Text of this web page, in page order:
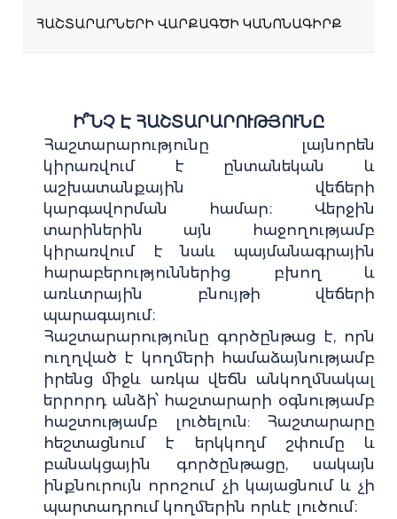
ՀԱՇՏԱՐԱՐՆԵՐԻ ՎԱՐՔԱԳԾԻ ԿԱՆՈՆԱԳԻՐՔ
Ի՞ՆՉ Է ՀԱՇՏԱՐԱՐՈՒԹՅՈՒՆԸ
Հաշտարարությունը լայնորեն
կիրառվում է ընտանեկան և
աշխատանքային վեճերի
կարգավորման համար։ Վերջին
տարիներին այն հաջողությամբ
կիրառվում է նաև պայմանագրային
հարաբերություններից բխող և
առևտրային բնույթի վեճերի
պարագայում։
Հաշտարարությունը գործընթաց է, որն
ուղղված է կողմերի համաձայնությամբ
իրենց միջև առկա վեճն անկողմնակալ
երրորդ անձի՝ հաշտարարի օգնությամբ
հաշտությամբ լուծելուն: Հաշտարարը
հեշտացնում է երկկողմ շփումը և
բանակցային գործընթացը, սակայն
ինքնուրույն որոշում չի կայացնում և չի
պարտադրում կողմերին որևէ լուծում։